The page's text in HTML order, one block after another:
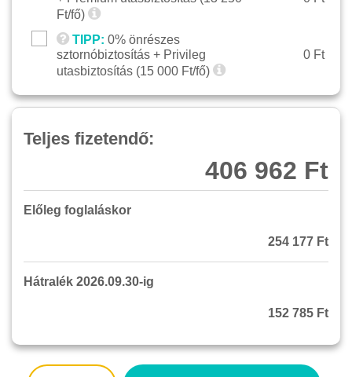
Ft/fő)
TIPP: 0% önrészes
sztornóbiztosítás + Privileg
utasbiztosítás (15 000 Ft/fő)
0 Ft
Teljes fizetendő:
406 962 Ft
Előleg foglaláskor
254 177 Ft
Hátralék 2026.09.30-ig
152 785 Ft